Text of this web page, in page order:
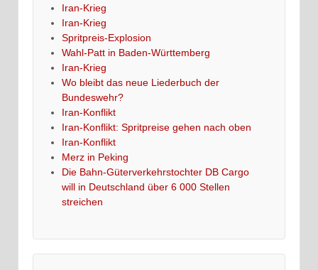
Iran-Krieg
Iran-Krieg
Spritpreis-Explosion
Wahl-Patt in Baden-Württemberg
Iran-Krieg
Wo bleibt das neue Liederbuch der
Bundeswehr?
Iran-Konflikt
Iran-Konflikt: Spritpreise gehen nach oben
Iran-Konflikt
Merz in Peking
Die Bahn-Güterverkehrstochter DB Cargo
will in Deutschland über 6 000 Stellen
streichen